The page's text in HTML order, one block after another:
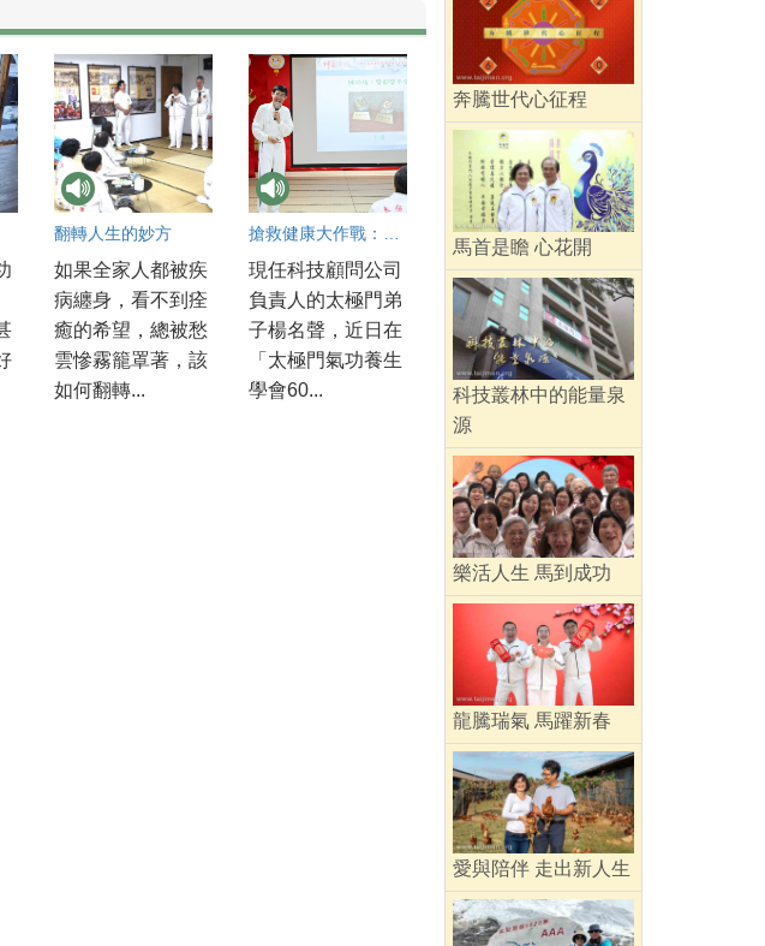
翻轉人生的妙方
如果全家人都被疾
病纏身，看不到痊
癒的希望，總被愁
雲慘霧籠罩著，該
如何翻轉...
現任科技顧問公司
負責人的太極門弟
子楊名聲，近日在
「太極門氣功養生
學會60...
奔騰世代心征程
馬首是瞻 心花開
科技叢林中的能量泉
源
樂活人生 馬到成功
龍騰瑞氣 馬躍新春
愛與陪伴 走出新人生